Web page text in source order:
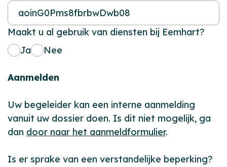
Maakt u al gebruik van diensten bij Eemhart?
Ja
Nee
Aanmelden
Uw begeleider kan een interne aanmelding
vanuit uw dossier doen. Is dit niet mogelijk, ga
dan door naar het aanmeldformulier.
Is er sprake van een verstandelijke beperking?